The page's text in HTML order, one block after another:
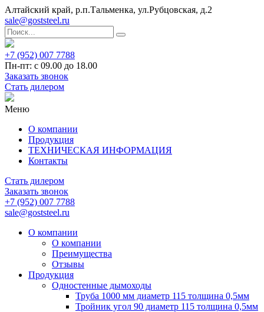
Алтайский край, р.п.Тальменка, ул.Рубцовская, д.2
sale@goststeel.ru
+7 (952) 007 7788
Пн-пт: с 09.00 до 18.00
Заказать звонок
Стать дилером
Меню
О компании
Продукция
ТЕХНИЧЕСКАЯ ИНФОРМАЦИЯ
Контакты
Стать дилером
Заказать звонок
+7 (952) 007 7788
sale@goststeel.ru
О компании
О компании
Преимущества
Отзывы
Продукция
Одностенные дымоходы
Труба 1000 мм диаметр 115 толщина 0,5мм
Тройник угол 90 диаметр 115 толщина 0,5мм